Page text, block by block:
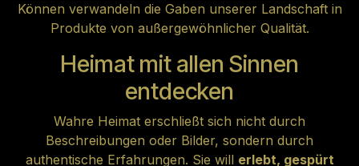
Können verwandeln die Gaben unserer Landschaft in
Produkte von außergewöhnlicher Qualität.
Heimat mit allen Sinnen
entdecken
Wahre Heimat erschließt sich nicht durch
Beschreibungen oder Bilder, sondern durch
authentische Erfahrungen. Sie will erlebt, gespürt